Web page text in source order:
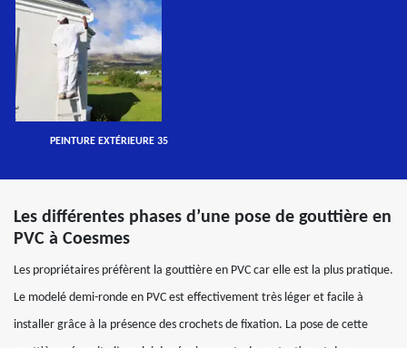
PEINTURE EXTÉRIEURE 35
Les différentes phases d’une pose de gouttière en
PVC à Coesmes
Les propriétaires préfèrent la gouttière en PVC car elle est la plus pratique.
Le modelé demi-ronde en PVC est effectivement très léger et facile à
installer grâce à la présence des crochets de fixation. La pose de cette